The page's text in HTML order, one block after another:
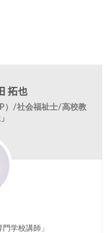
拓也
）/社会福祉士/高校教
学校講師」